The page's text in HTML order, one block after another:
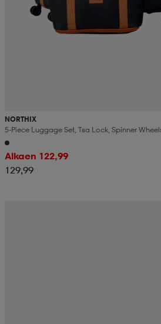
NORTHIX
5-Piece Luggage Set, Tsa Lock, Spinner
Alkaen 122,99
129,99